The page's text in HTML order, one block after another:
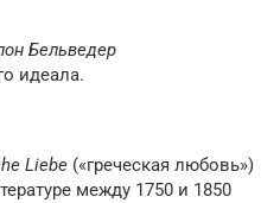
Бельведер
идеала.
Liebe («греческая любовь»)
между 1750 и 1850